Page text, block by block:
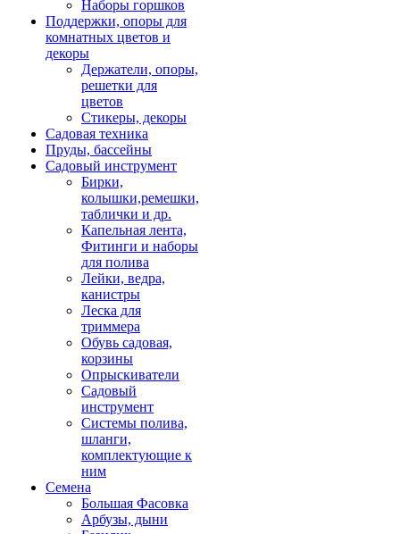
Наборы горшков
Поддержки, опоры для
комнатных цветов и
декоры
Держатели, опоры,
решетки для
цветов
Стикеры, декоры
Садовая техника
Пруды, бассейны
Садовый инструмент
Бирки,
колышки,ремешки,
таблички и др.
Капельная лента,
Фитинги и наборы
для полива
Лейки, ведра,
канистры
Леска для
триммера
Обувь садовая,
корзины
Опрыскиватели
Садовый
инструмент
Системы полива,
шланги,
комплектующие к
ним
Семена
Большая Фасовка
Арбузы, дыни